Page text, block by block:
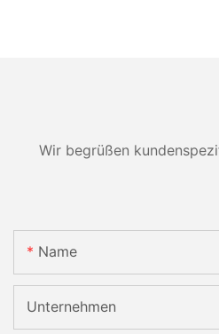
Wir begrüßen
Name
Unternehmen